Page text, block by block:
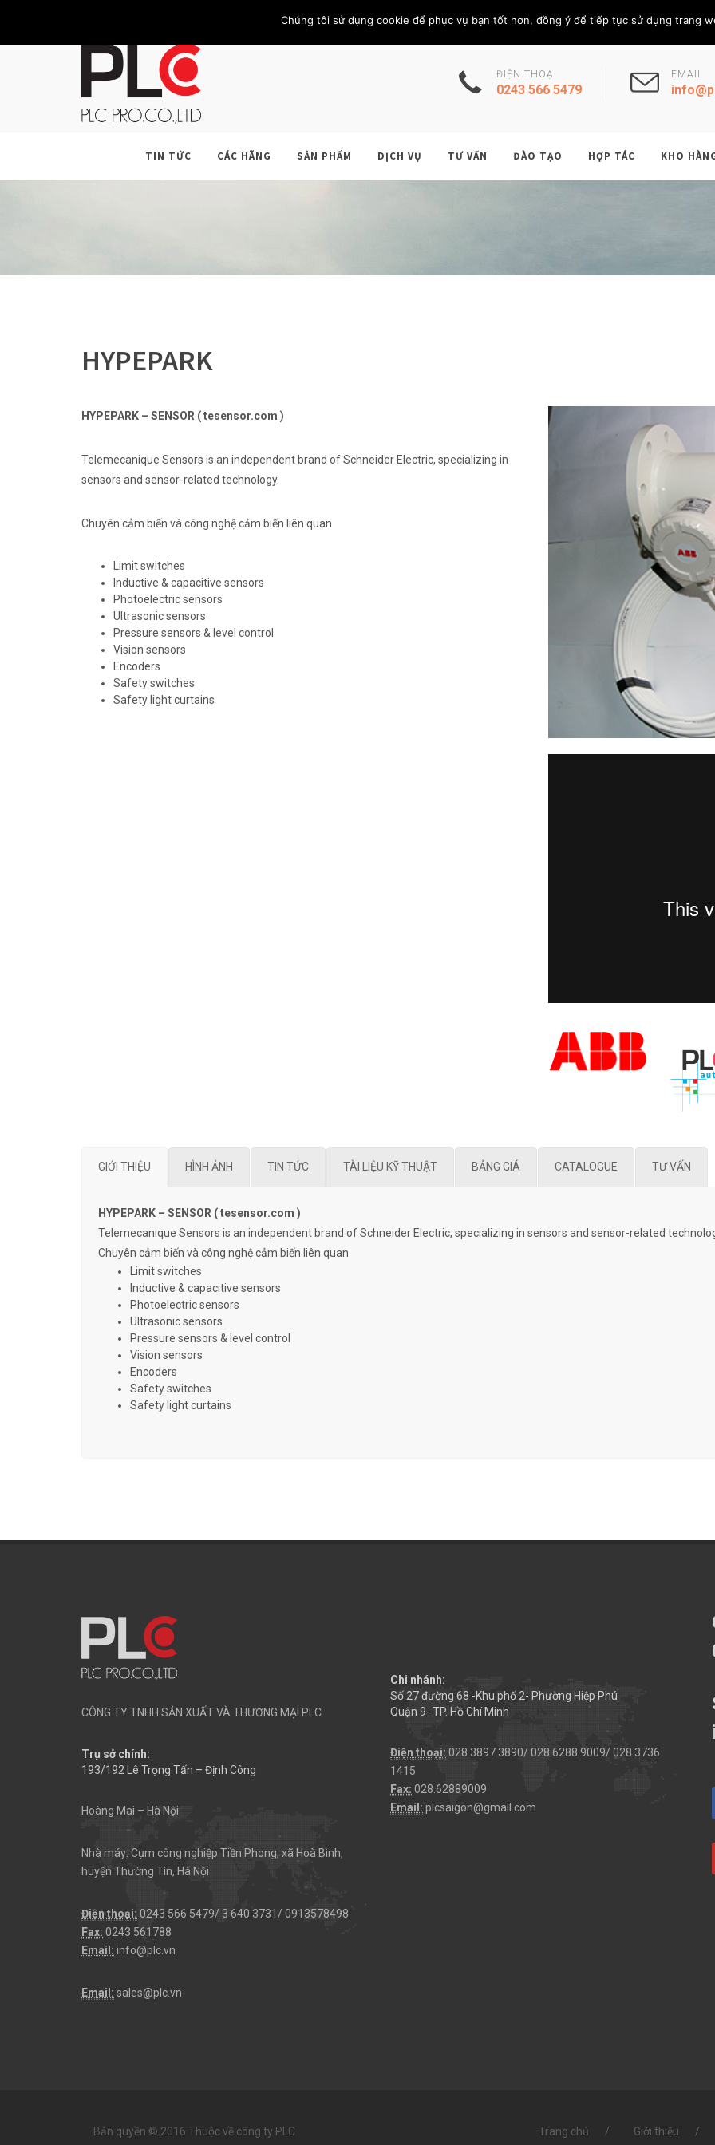
KHÁCH HÀNG LIÊN HỆ THÀNH VIÊN Thứ Sáu, 7/8/
ĐIỆN THOẠI
0243 566 5479
EMAIL
TIN TỨC CÁC HÃNG SẢN PHẨM DỊCH VỤ TƯ VẤN ĐÀO TẠO HỢP TÁC KHO
HYPEPARK
HYPEPARK – SENSOR ( tesensor.com )
Telemecanique Sensors is an independent brand of Schneider Electric, specializing in
sensors and sensor-related technology.
Chuyên cảm biến và công nghệ cảm biến liên quan
Limit switches
Inductive & capacitive sensors
Photoelectric sensors
Ultrasonic sensors
Pressure sensors & level control
Vision sensors
Encoders
Safety switches
Safety light curtains
GIỚI THIỆU HÌNH ẢNH TIN TỨC TÀI LIỆU KỸ THUẬT BẢNG GIÁ CATALOGUE TƯ VẤN
HYPEPARK – SENSOR ( tesensor.com )
Telemecanique Sensors is an independent brand of Schneider Electric, specializing in sensors and sensor-related
Chuyên cảm biến và công nghệ cảm biến liên quan
Limit switches
Inductive & capacitive sensors
Photoelectric sensors
Ultrasonic sensors
Pressure sensors & level control
Vision sensors
Encoders
Safety switches
Safety light curtains
CÔNG TY TNHH SẢN XUẤT VÀ THƯƠNG MẠI PLC
Trụ sở chính:
193/192 Lê Trọng Tấn – Định Công
Hoàng Mai – Hà Nội
Nhà máy: Cụm công nghiệp Tiền Phong, xã Hoà Bình,
huyện Thường Tín, Hà Nội
Điện thoại: 0243 566 5479/ 3 640 3731/ 0913578498
Fax: 0243 561788
Email: info@plc.vn
Email: sales@plc.vn
Chi nhánh:
Số 27 đường 68 -Khu phố 2- Phường Hiệp Phú
Quận 9- TP. Hồ Chí Minh
Điện thoại: 028 3897 3890/ 028 6288 9009/ 028 3736
1415
Fax: 028.62889009
Email: plcsaigon@gmail.com
Bản quyền © 2016 Thuộc về công ty PLC Trang chủ Giới thiệu
Chúng tôi sử dụng cookie để phục vụ bạn tốt hơn, đồng ý để tiếp tục sử dụng trang